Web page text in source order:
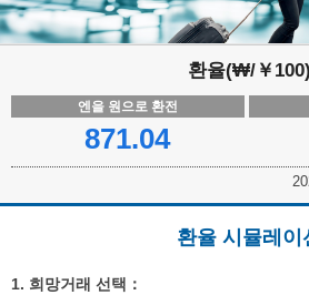
환율(₩/￥100)
엔을 원으로 환전
871.04
환율 시뮬레이
1. 희망거래 선택：